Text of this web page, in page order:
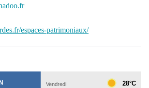
espaces-patrimoniaux/